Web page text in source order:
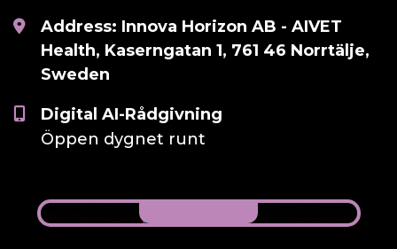
Address: Innova Horizon AB - AIVET
Health, Kaserngatan 1, 761 46 Norrtälje,
Sweden
Digital AI-Rådgivning
Öppen dygnet runt